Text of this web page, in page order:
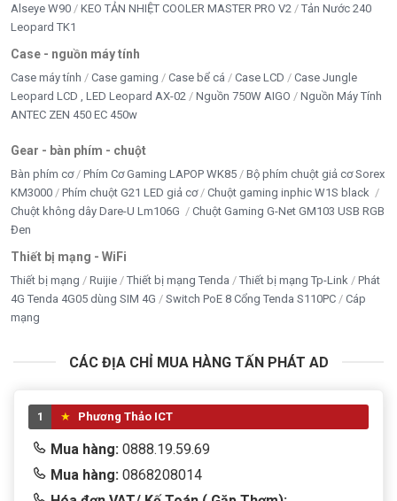
Alseye W90
KEO TẢN NHIỆT COOLER MASTER PRO V2
Tản Nước 240
Leopard TK1
Case - nguồn máy tính
Case máy tính Case gaming Case bể cá Case LCD
Case Jungle
Leopard LCD , LED Leopard AX-02
Nguồn 750W AIGO
Nguồn Máy Tính
ANTEC ZEN 450 EC 450w
Gear - bàn phím - chuột
Bàn phím cơ Phím Cơ Gaming LAPOP WK85
Bộ phím chuột giả cơ Sorex
KM3000
Phím chuột G21 LED giả cơ
Chuột gaming inphic W1S black
Chuột không dây Dare-U Lm106G
Chuột Gaming G-Net GM103 USB RGB
Đen
Thiết bị mạng - WiFi
Thiết bị mạng Ruijie Thiết bị mạng Tenda Thiết bị mạng Tp-Link
Phát
4G Tenda 4G05 dùng SIM 4G
Switch PoE 8 Cổng Tenda S110PC
Cáp
mạng
CÁC ĐỊA CHỈ MUA HÀNG TẤN PHÁT AD
1 Phương Thảo ICT
Mua hàng: 0888.19.59.69
Mua hàng: 0868208014